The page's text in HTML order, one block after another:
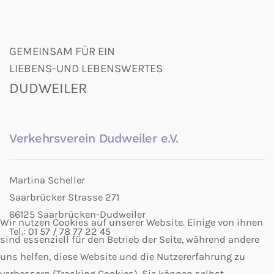
GEMEINSAM FÜR EIN
LIEBENS-UND LEBENSWERTES
DUDWEILER
Verkehrsverein Dudweiler e.V.
Martina Scheller
Saarbrücker Strasse 271
66125 Saarbrücken-Dudweiler
Tel.: 01 57 / 78 77 22 45
Wir nutzen Cookies auf unserer Website. Einige von ihnen
sind essenziell für den Betrieb der Seite, während andere
uns helfen, diese Website und die Nutzererfahrung zu